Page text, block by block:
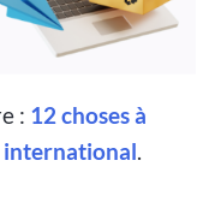
: 12 choses à
international.